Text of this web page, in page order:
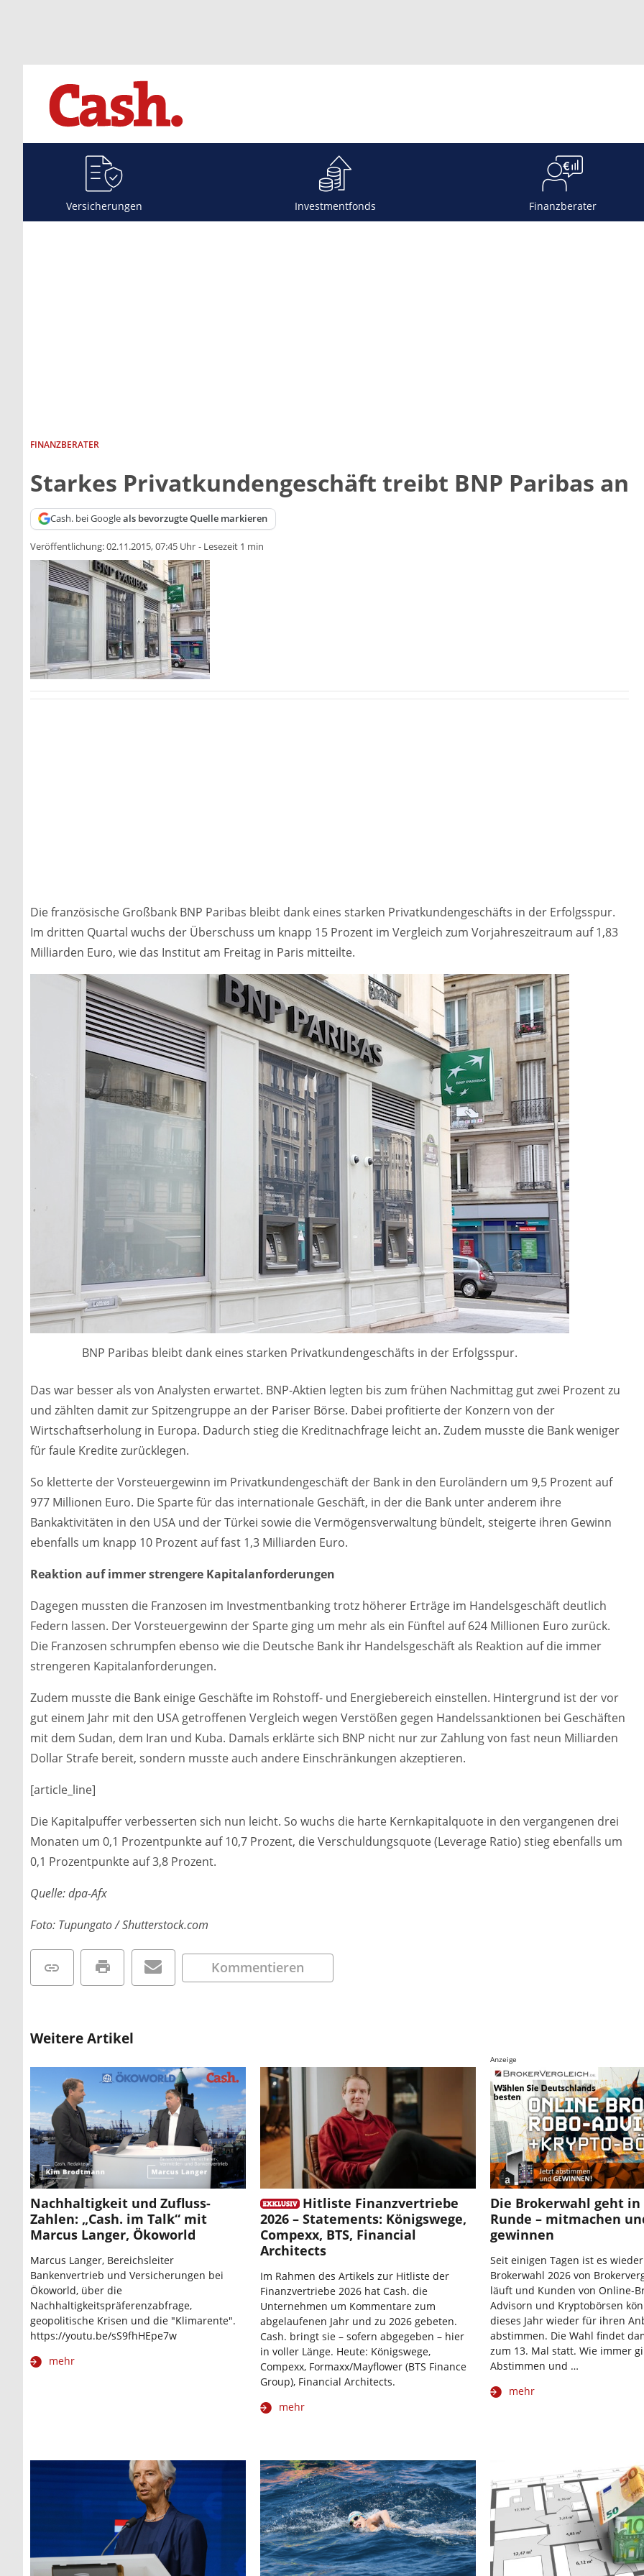
Versicherungen Investmentfonds Finanzberater
FINANZBERATER
Starkes Privatkundengeschäft treibt BNP Paribas an
Cash. bei Googleals bevorzugte Quelle markieren
Veröffentlichung:02.11.2015, 07:45 Uhr - Lesezeit 1 min
Die französische Großbank BNP Paribas bleibt dank eines starken Privatkundengeschäfts in der Erfolgsspur.
Im dritten Quartal wuchs der Überschuss um knapp 15 Prozent im Vergleich zum Vorjahreszeitraum auf 1,83
Milliarden Euro, wie das Institut am Freitag in Paris mitteilte.
BNP Paribas bleibt dank eines starken Privatkundengeschäfts in der Erfolgsspur.
Das war besser als von Analysten erwartet. BNP-Aktien legten bis zum frühen Nachmittag gut zwei Prozent zu
und zählten damit zur Spitzengruppe an der Pariser Börse. Dabei profitierte der Konzern von der
Wirtschaftserholung in Europa. Dadurch stieg die Kreditnachfrage leicht an. Zudem musste die Bank weniger
für faule Kredite zurücklegen.
So kletterte der Vorsteuergewinn im Privatkundengeschäft der Bank in den Euroländern um 9,5 Prozent auf
977 Millionen Euro. Die Sparte für das internationale Geschäft, in der die Bank unter anderem ihre
Bankaktivitäten in den USA und der Türkei sowie die Vermögensverwaltung bündelt, steigerte ihren Gewinn
ebenfalls um knapp 10 Prozent auf fast 1,3 Milliarden Euro.
Reaktion auf immer strengere Kapitalanforderungen
Dagegen mussten die Franzosen im Investmentbanking trotz höherer Erträge im Handelsgeschäft deutlich
Federn lassen. Der Vorsteuergewinn der Sparte ging um mehr als ein Fünftel auf 624 Millionen Euro zurück.
Die Franzosen schrumpfen ebenso wie die Deutsche Bank ihr Handelsgeschäft als Reaktion auf die immer
strengeren Kapitalanforderungen.
Zudem musste die Bank einige Geschäfte im Rohstoff- und Energiebereich einstellen. Hintergrund ist der vor
gut einem Jahr mit den USA getroffenen Vergleich wegen Verstößen gegen Handelssanktionen bei Geschäften
mit dem Sudan, dem Iran und Kuba. Damals erklärte sich BNP nicht nur zur Zahlung von fast neun Milliarden
Dollar Strafe bereit, sondern musste auch andere Einschränkungen akzeptieren.
[article_line]
Die Kapitalpuffer verbesserten sich nun leicht. So wuchs die harte Kernkapitalquote in den vergangenen drei
Monaten um 0,1 Prozentpunkte auf 10,7 Prozent, die Verschuldungsquote (Leverage Ratio) stieg ebenfalls um
0,1 Prozentpunkte auf 3,8 Prozent.
Quelle: dpa-Afx
Foto: Tupungato / Shutterstock.com
Kommentieren
Weitere Artikel
Nachhaltigkeit und Zufluss-
Zahlen: „Cash. im Talk“ mit
Marcus Langer, Ökoworld
Marcus Langer, Bereichsleiter
Bankenvertrieb und Versicherungen bei
Ökoworld, über die
Nachhaltigkeitspräferenzabfrage,
geopolitische Krisen und die "Klimarente".
https://youtu.be/sS9fhHEpe7w
mehr
Hitliste Finanzvertriebe
2026 – Statements: Königswege,
Compexx, BTS, Financial
Architects
Im Rahmen des Artikels zur Hitliste der
Finanzvertriebe 2026 hat Cash. die
Unternehmen um Kommentare zum
abgelaufenen Jahr und zu 2026 gebeten.
Cash. bringt sie – sofern abgegeben – hier
in voller Länge. Heute: Königswege,
Compexx, Formaxx/Mayflower (BTS Finance
Group), Financial Architects.
mehr
Anzeige
Die Brokerwahl geht in
Runde – mitmachen
gewinnen
Seit einigen Tagen ist es
Brokerwahl 2026 von
läuft und Kunden von Online-
Advisorn und Kryptobörsen
dieses Jahr wieder für ihren
abstimmen. Die Wahl findet
zum 13. Mal statt. Wie immer
Abstimmen und …
mehr